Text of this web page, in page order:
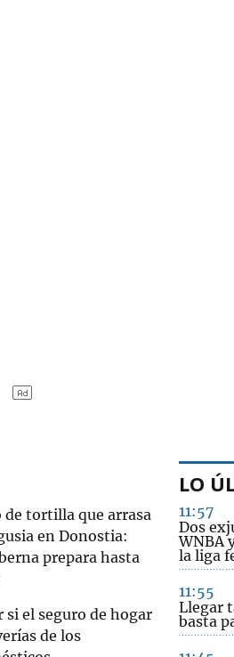
de tortilla que arrasa
en Donostia:
prepara hasta
si el seguro de hogar
de los
LO
11:57
Dos
WNBA
la liga
11:55
Llegar
basta